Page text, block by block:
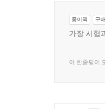
종이책 구매
가장 시험
이 한줄평이